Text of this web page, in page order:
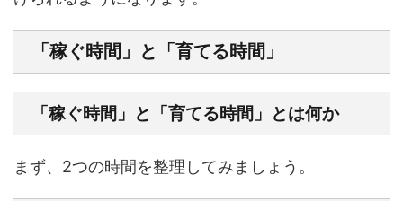
「稼ぐ時間」と「育てる時間」
「稼ぐ時間」と「育てる時間」とは何か
まず、2つの時間を整理してみましょう。